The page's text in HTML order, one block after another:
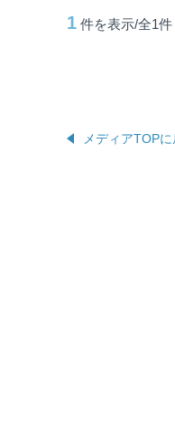
1 件を表示/全1件
メディアTOPに